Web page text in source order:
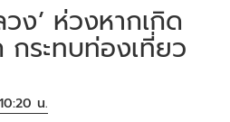
ง’ ห่วงหากเกิด
ระทบท่องเที่ยว
น.